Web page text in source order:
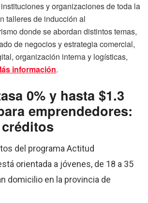
y organizaciones de toda la
talleres de inducción al
donde se abordan distintos temas,
de negocios y estrategia comercial,
organización interna y logísticas,
información.
0% y hasta $1.3
emprendedores:
del programa Actitud
orientada a jóvenes, de 18 a 35
domicilio en la provincia de